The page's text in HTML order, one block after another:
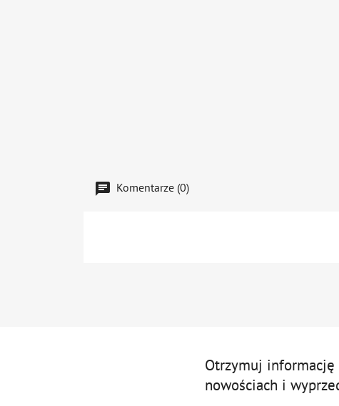
Komentarze (0)
Otrzymuj informację
nowościach i